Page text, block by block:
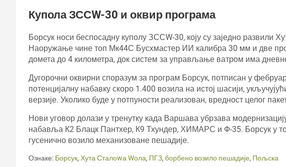
Купола ЗССW-30 и оквир програма
Борсук носи беспосадну куполу ЗССW-30, коју су заједно развили
Наоружање чине топ Мк44С Бусхмастер ИИ калибра 30 мм и две
домета до 4 километра, док систем за управљање ватром има
Дугорочни оквирни споразум за програм Борсук, потписан у
потенцијалну набавку скоро 1.400 возила на истој шасији,
верзије. Уколико буде у потпуности реализован, вредност целог
Нови уговор долази у тренутку када Варшава убрзава
набавља К2 Блацк Пантхер, К9 Тхундер, ХИМАРС и Ф-35. Борсук у
гусенично возило механизоване пешадије.
Ознаке: Борсук, Хута Сталоwа Wола, ПГЗ, борбено возило пешадије, Пољска